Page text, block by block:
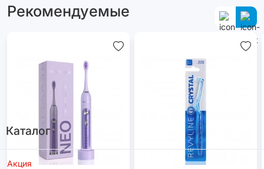
Каталог
Акция
Рекомендуемые